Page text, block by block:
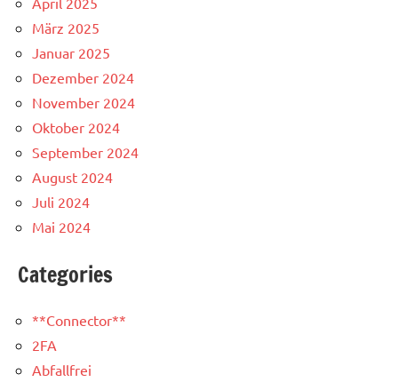
März 2025
Januar 2025
Dezember 2024
November 2024
Oktober 2024
September 2024
August 2024
Juli 2024
Mai 2024
Categories
**Connector**
2FA
Abfallfrei